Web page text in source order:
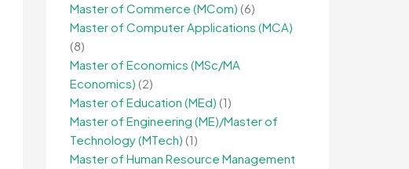
Master of Commerce (MCom) (6)
Master of Computer Applications (MCA)
(8)
Master of Economics (MSc/MA
Economics) (2)
Master of Education (MEd) (1)
Master of Engineering (ME)/Master of
Technology (MTech) (1)
Master of Human Resource Management